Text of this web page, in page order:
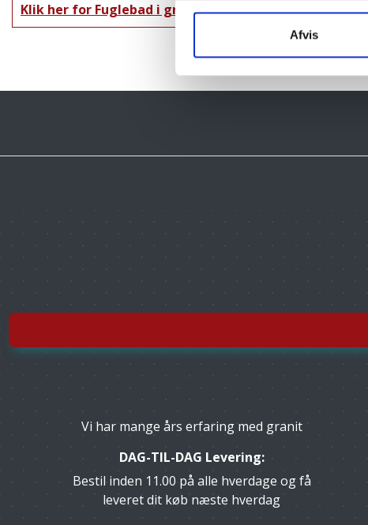
Afvis
Klik her for Fuglebad i granit oversigt
Vi har mange års erfaring med granit
DAG-TIL-DAG Levering:
Bestil inden 11.00 på alle hverdage og få
leveret dit køb næste hverdag